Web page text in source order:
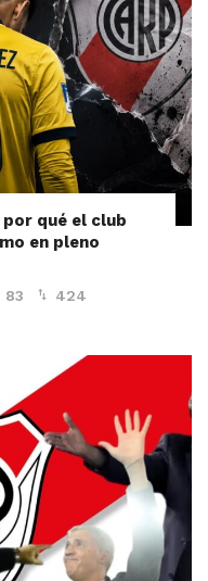
por qué el club
en pleno
83 424